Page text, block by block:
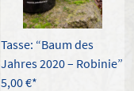
Tasse: “Baum des
Jahres 2020 – Robinie”
5,00€